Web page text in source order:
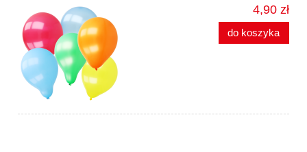
4,90 zł
do koszyka